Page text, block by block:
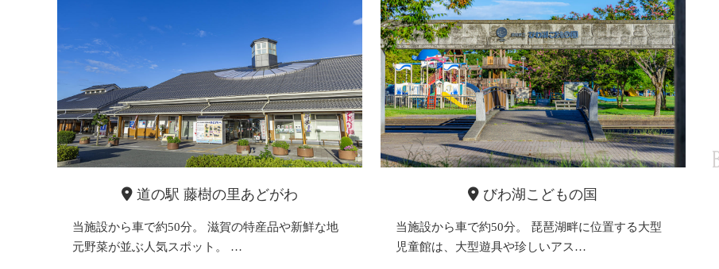
道の駅 藤樹の里あどがわ
当施設から車で約50分。 滋賀の特産品や新鮮な地
元野菜が並ぶ人気スポット。 …
びわ湖こどもの国
当施設から車で約50分。 琵琶湖畔に位置する大型
児童館は、大型遊具や珍しいアス…